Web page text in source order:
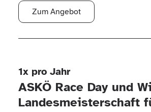
Zum Angebot
1x pro Jahr
ASKÖ Race Day und
Landesmeisterschaft